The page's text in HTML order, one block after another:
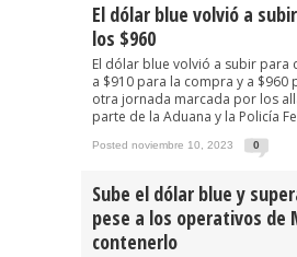
El dólar blue volvió a
los $960
El dólar blue volvió a subir para
a $910 para la compra y a $960
otra jornada marcada por los
parte de la Aduana y la Policía
Posted noviembre 10, 2023 0
Sube el dólar blue y
pese a los operativos de
contenerlo